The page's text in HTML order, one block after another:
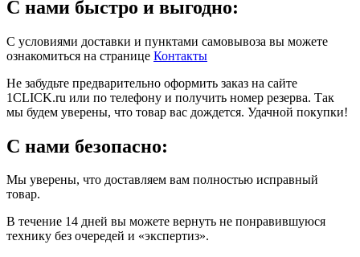
С нами быстро и выгодно:
С условиями доставки и пунктами самовывоза вы можете
ознакомиться на странице Контакты
Не забудьте предварительно оформить заказ на сайте
1CLICK.ru или по телефону и получить номер резерва. Так
мы будем уверены, что товар вас дождется. Удачной покупки!
С нами безопасно:
Мы уверены, что доставляем вам полностью исправный
товар.
В течение 14 дней вы можете вернуть не понравившуюся
технику без очередей и «экспертиз».